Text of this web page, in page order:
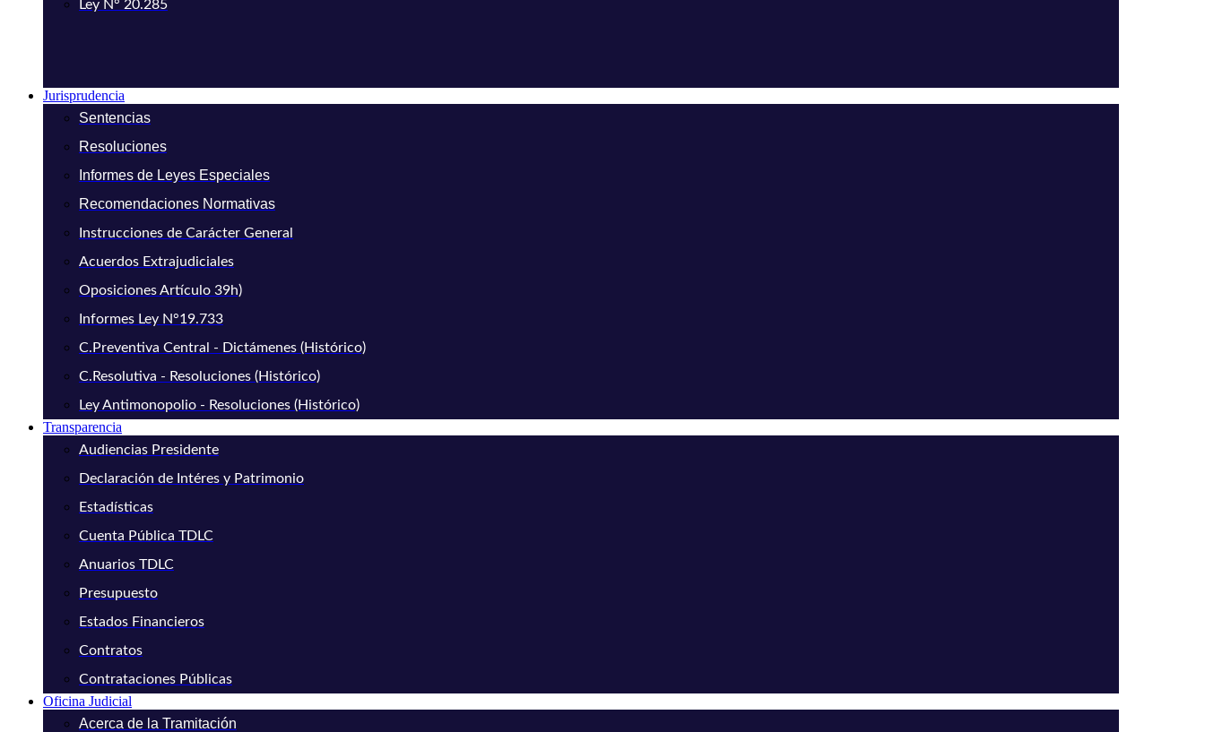
Ley N° 20.285
Jurisprudencia
Sentencias
Resoluciones
Informes de Leyes Especiales
Recomendaciones Normativas
Instrucciones de Carácter General
Acuerdos Extrajudiciales
Oposiciones Artículo 39h)
Informes Ley N°19.733
C.Preventiva Central - Dictámenes (Histórico)
C.Resolutiva - Resoluciones (Histórico)
Ley Antimonopolio - Resoluciones (Histórico)
Transparencia
Audiencias Presidente
Declaración de Intéres y Patrimonio
Estadísticas
Cuenta Pública TDLC
Anuarios TDLC
Presupuesto
Estados Financieros
Contratos
Contrataciones Públicas
Oficina Judicial
Acerca de la Tramitación